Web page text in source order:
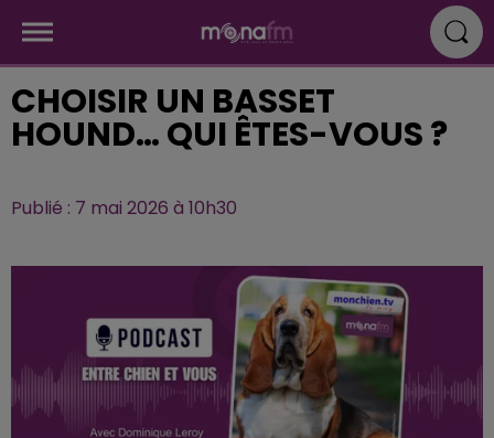
CHOISIR UN BASSET
HOUND… QUI ÊTES-VOUS ?
Publié : 7 mai 2026 à 10h30